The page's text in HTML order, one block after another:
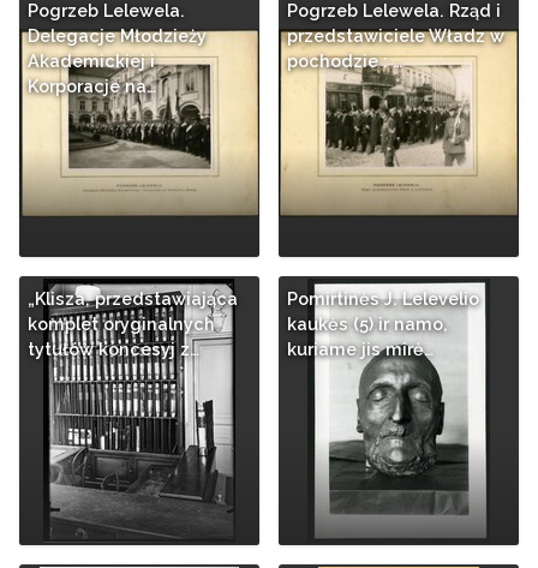
Pogrzeb Lelewela.
Delegacje Młodzieży
Akademickiej i
Korporacje na…
Pogrzeb Lelewela. Rząd i
przedstawiciele Władz w
pochodzie : …
„Klisza, przedstawiająca
komplet oryginalnych
tytułów koncesyj z…
Pomirtinės J. Lelevelio
kaukės (5) ir namo,
kuriame jis mirė…